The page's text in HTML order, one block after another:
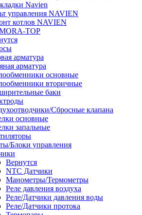
Navien
управления NAVIEN
котлов NAVIEN
TOP
арматура
арматура
основные
вторичные
баки
Сбросные клапана
основные
запальные
Блоки управления
Вернутся
NTC Датчики
Манометры/Термометры
Реле давления воздуха
Реле/Датчики давления воды
Реле/Датчики протока